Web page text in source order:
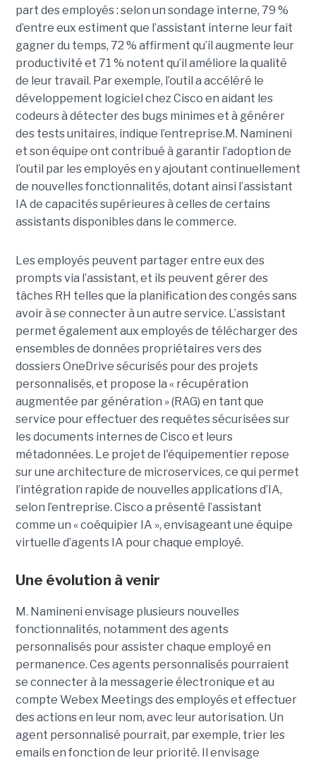
part des employés : selon un sondage interne, 79 %
d’entre eux estiment que l’assistant interne leur fait
gagner du temps, 72 % affirment qu’il augmente leur
productivité et 71 % notent qu’il améliore la qualité
de leur travail. Par exemple, l’outil a accéléré le
développement logiciel chez Cisco en aidant les
codeurs à détecter des bugs minimes et à générer
des tests unitaires, indique l’entreprise.M. Namineni
et son équipe ont contribué à garantir l’adoption de
l’outil par les employés en y ajoutant continuellement
de nouvelles fonctionnalités, dotant ainsi l’assistant
IA de capacités supérieures à celles de certains
assistants disponibles dans le commerce.
Les employés peuvent partager entre eux des
prompts via l’assistant, et ils peuvent gérer des
tâches RH telles que la planification des congés sans
avoir à se connecter à un autre service. L’assistant
permet également aux employés de télécharger des
ensembles de données propriétaires vers des
dossiers OneDrive sécurisés pour des projets
personnalisés, et propose la « récupération
augmentée par génération » (RAG) en tant que
service pour effectuer des requêtes sécurisées sur
les documents internes de Cisco et leurs
métadonnées. Le projet de l'équipementier repose
sur une architecture de microservices, ce qui permet
l’intégration rapide de nouvelles applications d’IA,
selon l’entreprise. Cisco a présenté l’assistant
comme un « coéquipier IA », envisageant une équipe
virtuelle d’agents IA pour chaque employé.
Une évolution à venir
M. Namineni envisage plusieurs nouvelles
fonctionnalités, notamment des agents
personnalisés pour assister chaque employé en
permanence. Ces agents personnalisés pourraient
se connecter à la messagerie électronique et au
compte Webex Meetings des employés et effectuer
des actions en leur nom, avec leur autorisation. Un
agent personnalisé pourrait, par exemple, trier les
emails en fonction de leur priorité. Il envisage